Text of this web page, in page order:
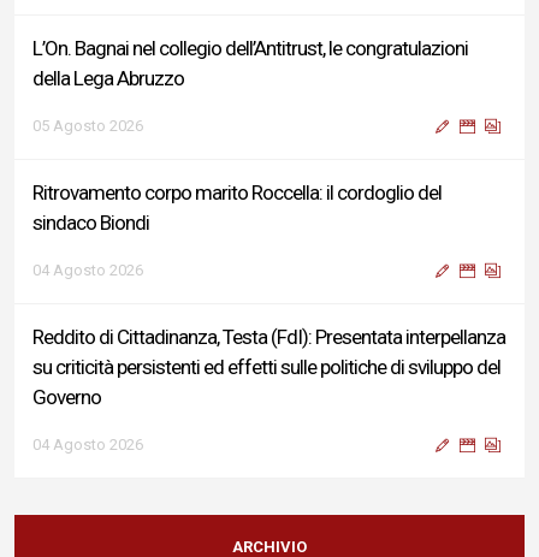
L’On. Bagnai nel collegio dell’Antitrust, le congratulazioni
della Lega Abruzzo
05 Agosto 2026
Ritrovamento corpo marito Roccella: il cordoglio del
sindaco Biondi
04 Agosto 2026
Reddito di Cittadinanza, Testa (FdI): Presentata interpellanza
su criticità persistenti ed effetti sulle politiche di sviluppo del
Governo
04 Agosto 2026
Sigismondi, Liris e Testa: “Profondo cordoglio e vicinanza al
Ministro Roccella e alla sua famiglia”
ARCHIVIO